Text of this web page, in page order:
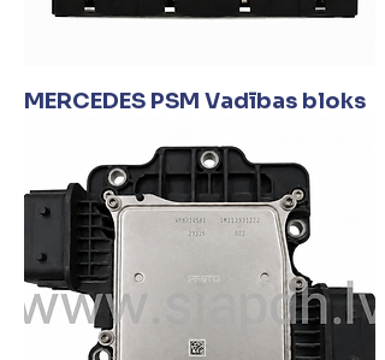
MERCEDES PSM Vadības bloks